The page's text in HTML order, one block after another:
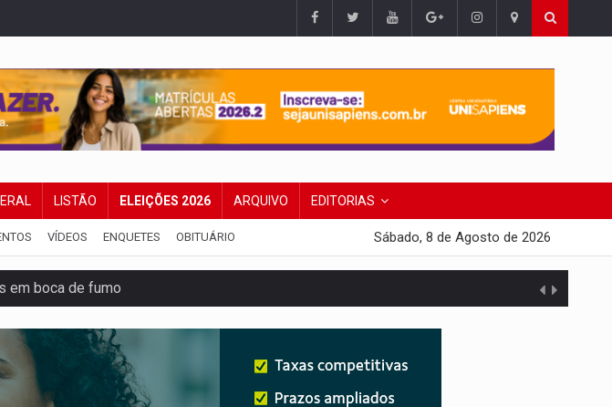
LISTÃO ELEIÇÕES 2026 ARQUIVO EDITORIAS
VÍDEOS ENQUETES OBITUÁRIO Sábado, 8 de Agosto de 2026
em boca de fumo
a PCD's
amazônico a estudantes na escola